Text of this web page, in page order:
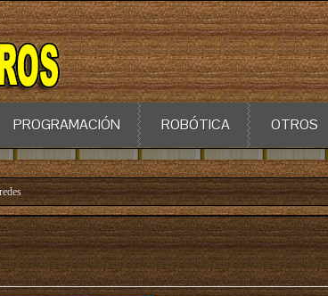
PROGRAMACIÓN ROBÓTICA OTROS